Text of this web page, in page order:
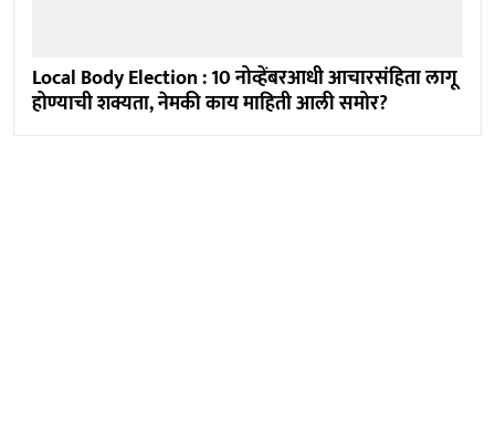
Local Body Election : 10 नोव्हेंबरआधी आचारसंहिता लागू
होण्याची शक्यता, नेमकी काय माहिती आली समोर?